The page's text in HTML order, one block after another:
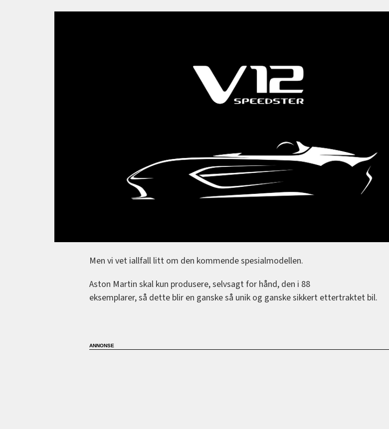
Men vi vet iallfall litt om den kommende spesialmodellen.
Aston Martin skal kun produsere, selvsagt for hånd, den i 88
eksemplarer, så dette blir en ganske så unik og ganske sikkert ettertraktet bil.